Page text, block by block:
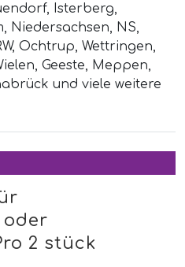
Isterberg,
Niedersachsen, NS,
Ochtrup, Wettringen,
Geeste, Meppen,
und viele weitere
oder
2 stück